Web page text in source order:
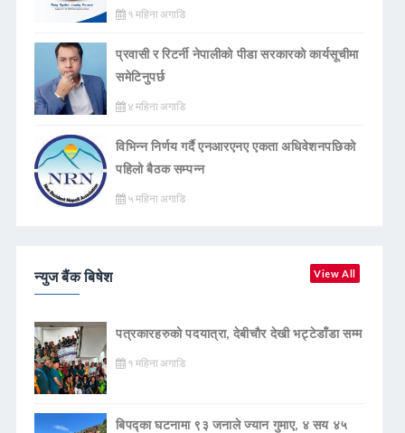
१ महिना अगाडि
प्रवासी र रिटर्नी नेपालीको पीडा सरकारको कार्यसूचीमा
समेटिनुपर्छ
४ महिना अगाडि
विभिन्न निर्णय गर्दै एनआरएनए एकता अधिवेशनपछिको
पहिलो बैठक सम्पन्न
५ महिना अगाडि
न्युज बैंक बिषेश View All
पत्रकारहरुको पदयात्रा, देबीचौर देखी भट्टेडाँडा सम्म
१ महिना अगाडि
बिपद्का घटनामा ९३ जनाले ज्यान गुमाए, ४ सय ४५